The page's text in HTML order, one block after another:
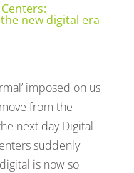
new digital era
imposed on us
from the
next day Digital
suddenly
is now so